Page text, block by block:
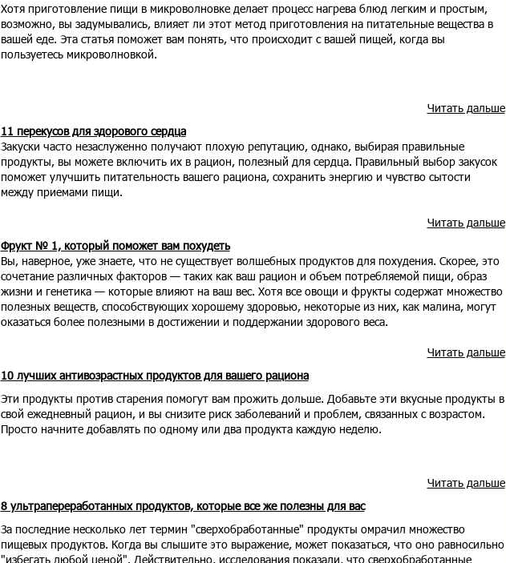
Хотя приготовление пищи в микроволновке делает процесс нагрева блюд легким и простым,
возможно, вы задумывались, влияет ли этот метод приготовления на питательные вещества в
вашей еде. Эта статья поможет вам понять, что происходит с вашей пищей, когда вы
пользуетесь микроволновкой.
Читать дальше
11 перекусов для здорового сердца
Закуски часто незаслуженно получают плохую репутацию, однако, выбирая правильные
продукты, вы можете включить их в рацион, полезный для сердца. Правильный выбор закусок
поможет улучшить питательность вашего рациона, сохранить энергию и чувство сытости
между приемами пищи.
Читать дальше
Фрукт № 1, который поможет вам похудеть
Вы, наверное, уже знаете, что не существует волшебных продуктов для похудения. Скорее, это
сочетание различных факторов — таких как ваш рацион и объем потребляемой пищи, образ
жизни и генетика — которые влияют на ваш вес. Хотя все овощи и фрукты содержат множество
полезных веществ, способствующих хорошему здоровью, некоторые из них, как малина, могут
оказаться более полезными в достижении и поддержании здорового веса.
Читать дальше
10 лучших антивозрастных продуктов для вашего рациона
Эти продукты против старения помогут вам прожить дольше. Добавьте эти вкусные продукты в
свой ежедневный рацион, и вы снизите риск заболеваний и проблем, связанных с возрастом.
Просто начните добавлять по одному или два продукта каждую неделю.
Читать дальше
8 ультрапереработанных продуктов, которые все же полезны для вас
За последние несколько лет термин "сверхобработанные" продукты омрачил множество
пищевых продуктов. Когда вы слышите это выражение, может показаться, что оно равносильно
"избегать любой ценой". Действительно, исследования показали, что сверхобработанные